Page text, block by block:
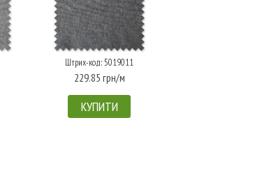
Штрих-код: 5019011
229.85 грн/м
КУПИТИ